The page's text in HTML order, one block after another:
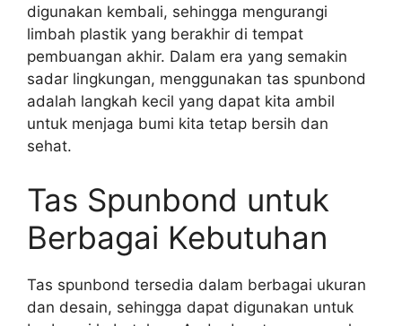
digunakan kembali, sehingga mengurangi
limbah plastik yang berakhir di tempat
pembuangan akhir. Dalam era yang semakin
sadar lingkungan, menggunakan tas spunbond
adalah langkah kecil yang dapat kita ambil
untuk menjaga bumi kita tetap bersih dan
sehat.
Tas Spunbond untuk
Berbagai Kebutuhan
Tas spunbond tersedia dalam berbagai ukuran
dan desain, sehingga dapat digunakan untuk